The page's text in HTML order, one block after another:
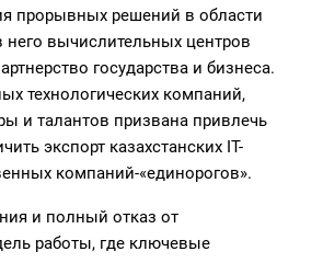
прорывных решений в области
вычислительных центров
государства и бизнеса.
технологических компаний,
и талантов призвана привлечь
экспорт казахстанских IT-
компаний-«единорогов».
и полный отказ от
работы, где ключевые